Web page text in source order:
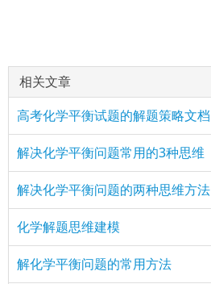
相关文章
高考化学平衡试题的解题策略文档
解决化学平衡问题常用的3种思维
解决化学平衡问题的两种思维方法
化学解题思维建模
解化学平衡问题的常用方法